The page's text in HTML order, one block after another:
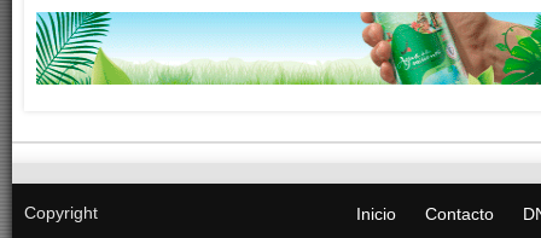
Copyright Inicio Contacto